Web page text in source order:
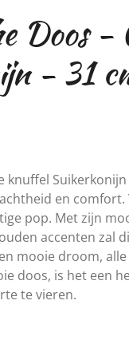
Doos -
- 31
en comfort.
pop. Met zijn
accenten zal
mooie droom,
doos, is het een
te vieren.